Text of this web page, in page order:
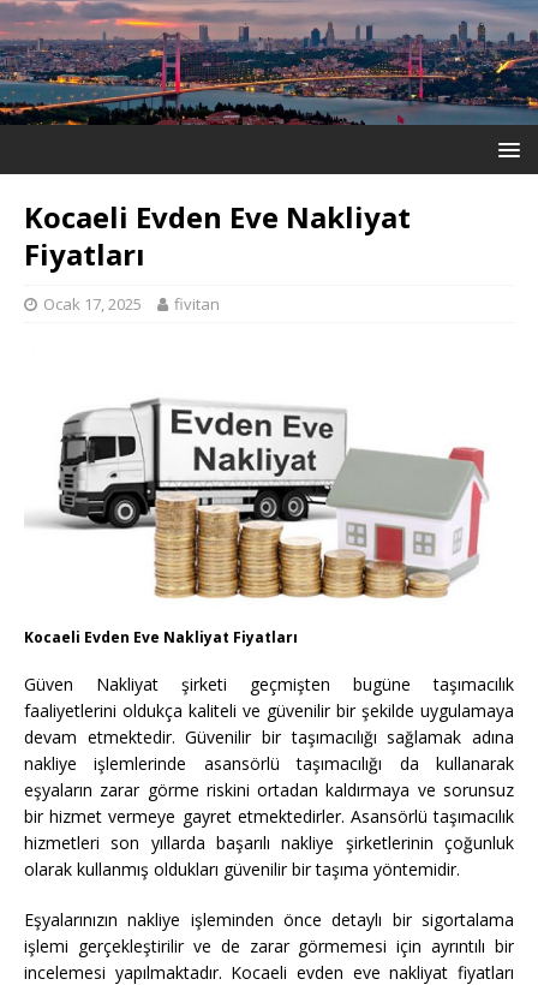
Kocaeli Evden Eve Nakliyat
Fiyatları
Ocak 17, 2025 fivitan
Kocaeli Evden Eve Nakliyat Fiyatları
Güven Nakliyat şirketi geçmişten bugüne taşımacılık
faaliyetlerini oldukça kaliteli ve güvenilir bir şekilde uygulamaya
devam etmektedir. Güvenilir bir taşımacılığı sağlamak adına
nakliye işlemlerinde asansörlü taşımacılığı da kullanarak
eşyaların zarar görme riskini ortadan kaldırmaya ve sorunsuz
bir hizmet vermeye gayret etmektedirler. Asansörlü taşımacılık
hizmetleri son yıllarda başarılı nakliye şirketlerinin çoğunluk
olarak kullanmış oldukları güvenilir bir taşıma yöntemidir.
Eşyalarınızın nakliye işleminden önce detaylı bir sigortalama
işlemi gerçekleştirilir ve de zarar görmemesi için ayrıntılı bir
incelemesi yapılmaktadır. Kocaeli evden eve nakliyat fiyatları